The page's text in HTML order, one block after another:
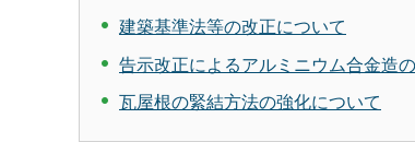
建築基準法等の改正について
告示改正によるアルミニウム合金造
瓦屋根の緊結方法の強化について